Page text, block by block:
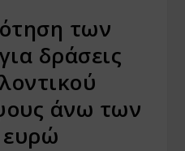
των
δράσεις
άνω των
ευρώ